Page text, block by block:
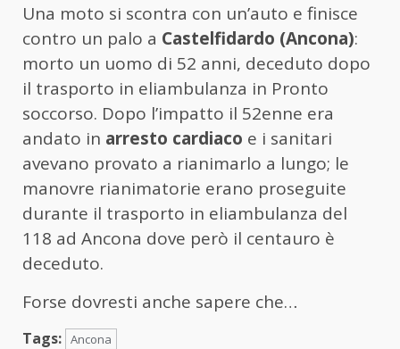
Una moto si scontra con un’auto e finisce
contro un palo a Castelfidardo (Ancona):
morto un uomo di 52 anni, deceduto dopo
il trasporto in eliambulanza in Pronto
soccorso. Dopo l’impatto il 52enne era
andato in arresto cardiaco e i sanitari
avevano provato a rianimarlo a lungo; le
manovre rianimatorie erano proseguite
durante il trasporto in eliambulanza del
118 ad Ancona dove però il centauro è
deceduto.
Forse dovresti anche sapere che…
Tags: Ancona